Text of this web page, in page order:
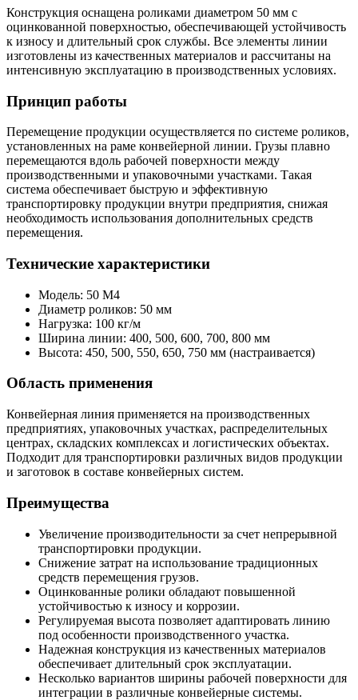
Конструкция оснащена роликами диаметром 50 мм с
оцинкованной поверхностью, обеспечивающей устойчивость
к износу и длительный срок службы. Все элементы линии
изготовлены из качественных материалов и рассчитаны на
интенсивную эксплуатацию в производственных условиях.
Принцип работы
Перемещение продукции осуществляется по системе роликов,
установленных на раме конвейерной линии. Грузы плавно
перемещаются вдоль рабочей поверхности между
производственными и упаковочными участками. Такая
система обеспечивает быструю и эффективную
транспортировку продукции внутри предприятия, снижая
необходимость использования дополнительных средств
перемещения.
Технические характеристики
Модель: 50 М4
Диаметр роликов: 50 мм
Нагрузка: 100 кг/м
Ширина линии: 400, 500, 600, 700, 800 мм
Высота: 450, 500, 550, 650, 750 мм (настраивается)
Область применения
Конвейерная линия применяется на производственных
предприятиях, упаковочных участках, распределительных
центрах, складских комплексах и логистических объектах.
Подходит для транспортировки различных видов продукции
и заготовок в составе конвейерных систем.
Преимущества
Увеличение производительности за счет непрерывной
транспортировки продукции.
Снижение затрат на использование традиционных
средств перемещения грузов.
Оцинкованные ролики обладают повышенной
устойчивостью к износу и коррозии.
Регулируемая высота позволяет адаптировать линию
под особенности производственного участка.
Надежная конструкция из качественных материалов
обеспечивает длительный срок эксплуатации.
Несколько вариантов ширины рабочей поверхности для
интеграции в различные конвейерные системы.